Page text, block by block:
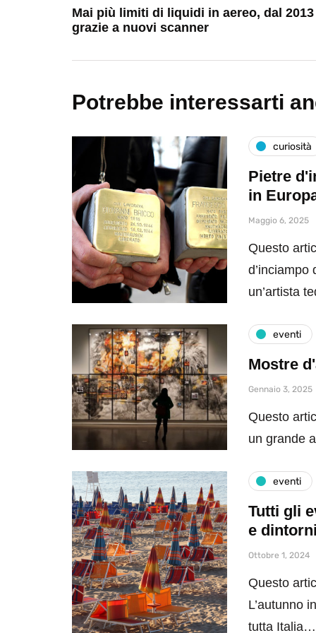
Mai più limiti di liquidi in aereo, dal 2013
grazie a nuovi scanner
Potrebbe interessarti
curiosità
Pietre
in
Maggio 6, 2025
Questo
d’inciampo
un’artista
eventi
Mostre
Gennaio 3, 2025
Questo
un grande
eventi
Tutti gli
e dintorni
Ottobre 1, 2024
Questo
L’autunno
tutta Italia…